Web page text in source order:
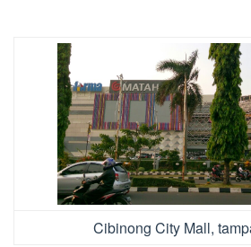
Cibinong City Mall,